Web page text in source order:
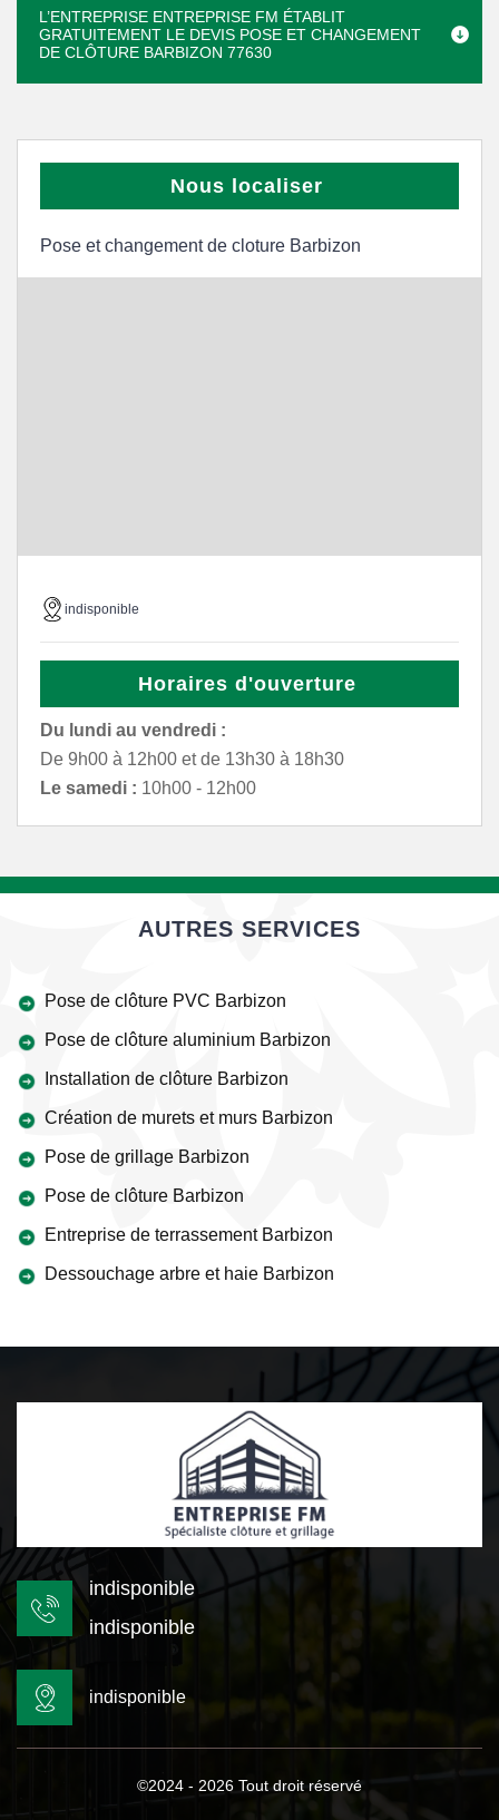
L’ENTREPRISE ENTREPRISE FM ÉTABLIT
GRATUITEMENT LE DEVIS POSE ET CHANGEMENT
DE CLÔTURE BARBIZON 77630
Nous localiser
Pose et changement de cloture Barbizon
indisponible
Horaires d'ouverture
Du lundi au vendredi :
De 9h00 à 12h00 et de 13h30 à 18h30
Le samedi : 10h00 - 12h00
AUTRES SERVICES
Pose de clôture PVC Barbizon
Pose de clôture aluminium Barbizon
Installation de clôture Barbizon
Création de murets et murs Barbizon
Pose de grillage Barbizon
Pose de clôture Barbizon
Entreprise de terrassement Barbizon
Dessouchage arbre et haie Barbizon
indisponible
indisponible
indisponible
©2024 - 2026 Tout droit réservé